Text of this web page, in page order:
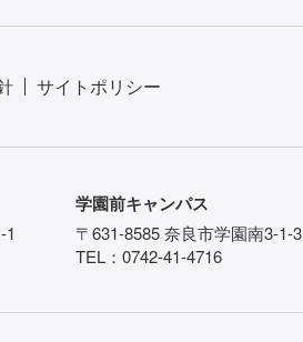
サイトポリシー
1
学園前キャンパス
〒631-8585 奈良市学園南3-1-3
TEL：0742-41-4716